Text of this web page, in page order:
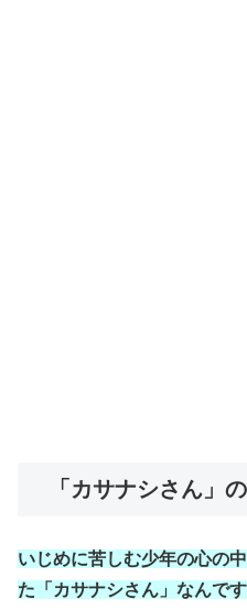
「カサナシさん」
いじめに苦しむ少年の心の
た「カサナシさん」なんで